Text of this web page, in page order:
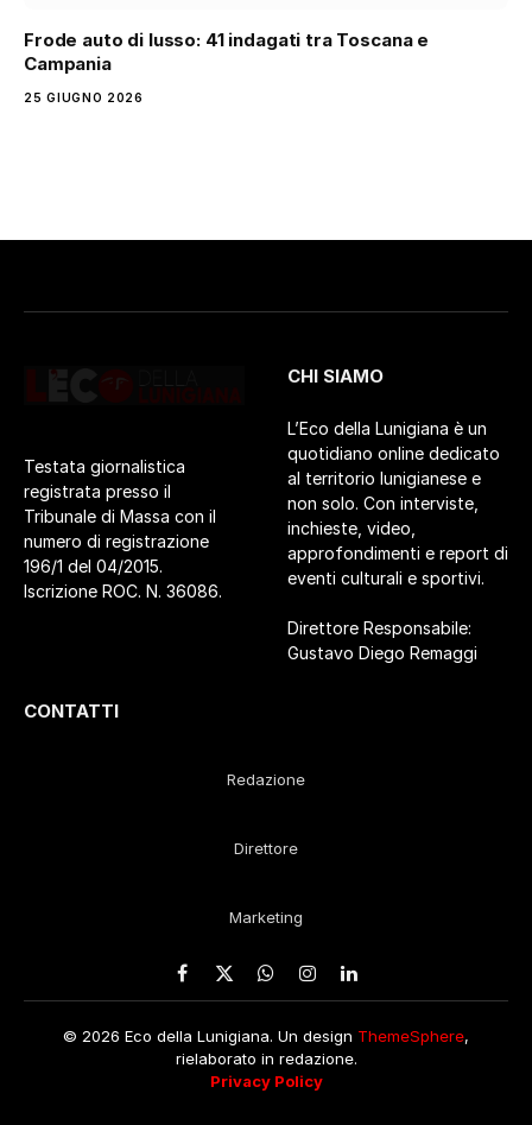
Frode auto di lusso: 41 indagati tra Toscana e
Campania
25 GIUGNO 2026
Testata giornalistica
registrata presso il
Tribunale di Massa con il
numero di registrazione
196/1 del 04/2015.
Iscrizione ROC. N. 36086.
CHI SIAMO
L’Eco della Lunigiana è un
quotidiano online dedicato
al territorio lunigianese e
non solo. Con interviste,
inchieste, video,
approfondimenti e report di
eventi culturali e sportivi.
Direttore Responsabile:
Gustavo Diego Remaggi
CONTATTI
Redazione
Direttore
Marketing
Facebook
X
WhatsApp
Instagram
LinkedIn
© 2026 Eco della Lunigiana. Un design ThemeSphere,
rielaborato in redazione.
Privacy Policy